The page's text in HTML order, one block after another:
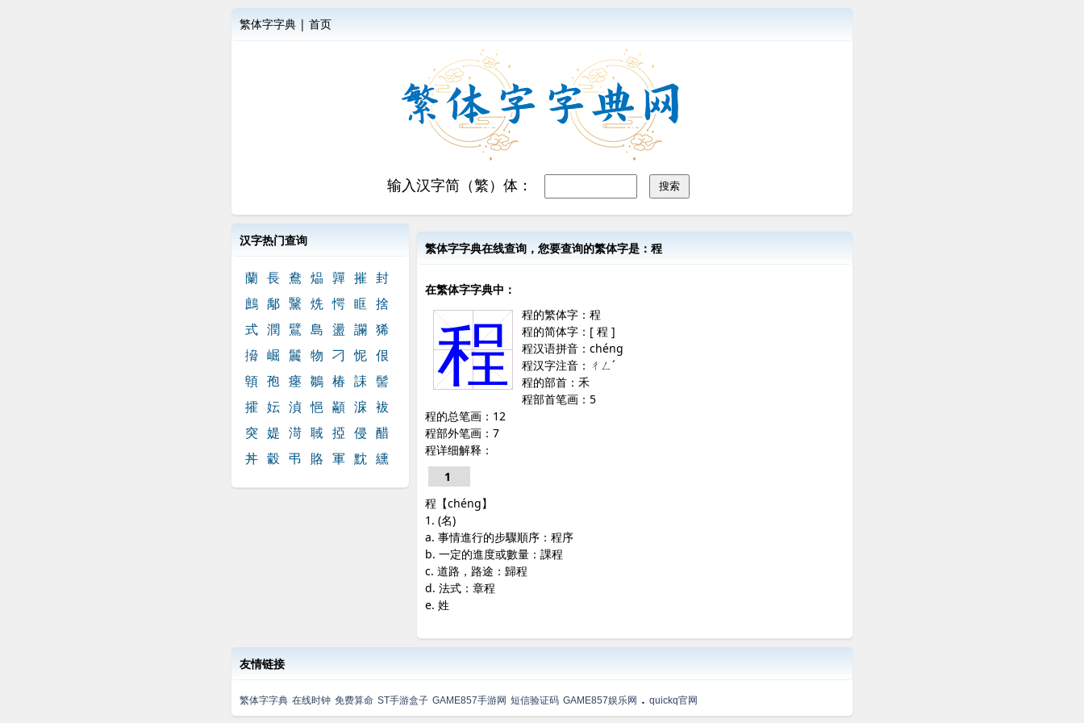
繁体字字典 | 首页
输入汉字简（繁）体：
汉字热门查询
蘭 長 鴦 煰 嚲 摧 封
鷓 鄅 黳 烍 愕 眶 捨
式 潤 鷿 島 盪 讕 狶
搚 崛 鬞 物 刁 怩 佷
顊 孢 瘞 鶵 椿 誄 髻
攉 妘 湞 悒 顢 淭 袚
突 媞 渮 聝 掗 侵 醋
丼 豰 弔 賂 軍 黕 纁
繁体字字典在线查询，您要查询的繁体字是：程
在繁体字字典中：
程
程的繁体字：程
程的简体字：[ 程 ]
程汉语拼音：chéng
程汉字注音：ㄔㄥˊ
程的部首：禾
程部首笔画：5
程的总笔画：12
程部外笔画：7
程详细解释：
1
程【chéng】
1. (名)
a. 事情進行的步驟順序：程序
b. 一定的進度或數量：課程
c. 道路，路途：歸程
d. 法式：章程
e. 姓
友情链接
繁体字字典 在线时钟 免费算命 ST手游盒子 GAME857手游网 短信验证码 GAME857娱乐网 . quickq官网